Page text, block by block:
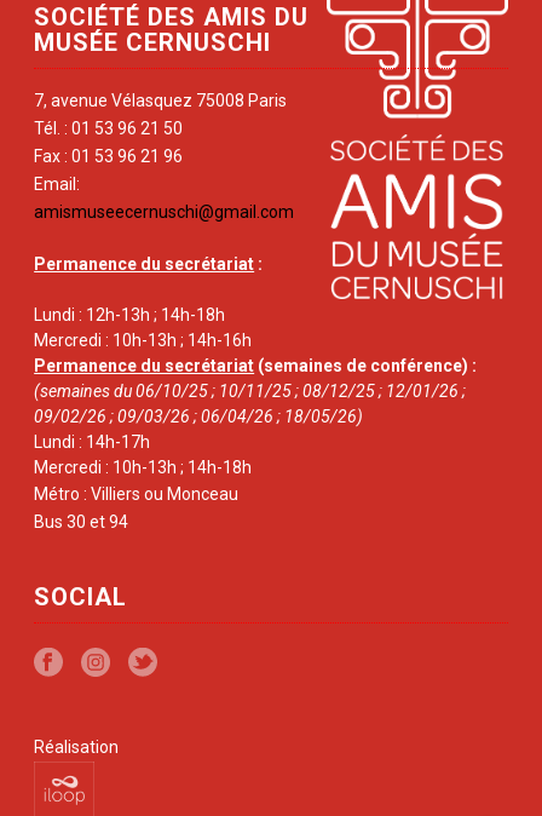
SOCIÉTÉ DES AMIS DU
MUSÉE CERNUSCHI
7, avenue Vélasquez 75008 Paris
Tél. : 01 53 96 21 50
Fax : 01 53 96 21 96
Email:
amismuseecernuschi@gmail.com
Permanence du secrétariat :
Lundi : 12h-13h ; 14h-18h
Mercredi : 10h-13h ; 14h-16h
Permanence du secrétariat (semaines de conférence) :
(semaines du 06/10/25 ; 10/11/25 ; 08/12/25 ; 12/01/26 ;
09/02/26 ; 09/03/26 ; 06/04/26 ; 18/05/26)
Lundi : 14h-17h
Mercredi : 10h-13h ; 14h-18h
Métro : Villiers ou Monceau
Bus 30 et 94
SOCIAL
Réalisation